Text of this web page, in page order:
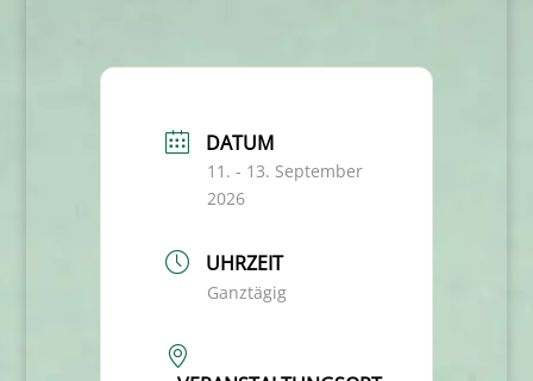
DATUM
11. - 13. September
2026
UHRZEIT
Ganztägig